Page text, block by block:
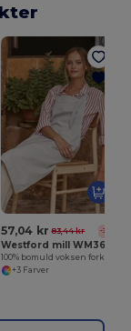
57,04 kr 83,44 kr -32%
Westford mill WM364
+3 Farver